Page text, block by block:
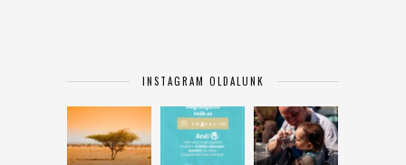
INSTAGRAM OLDALUNK